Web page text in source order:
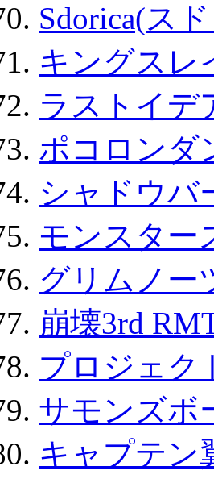
Sdorica(ス
キングスレ
ラストイデ
ポコロンダ
シャドウバ
モンスター
グリムノー
崩壊3rd
プロジェク
サモンズボ
キャプテン